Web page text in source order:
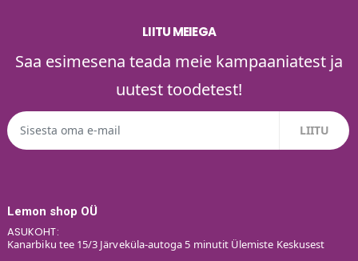
LIITU MEIEGA
Saa esimesena teada meie kampaaniatest ja
uutest toodetest!
Lemon shop OÜ
ASUKOHT:
Kanarbiku tee 15/3 Järveküla-autoga 5 minutit Ülemiste Keskusest